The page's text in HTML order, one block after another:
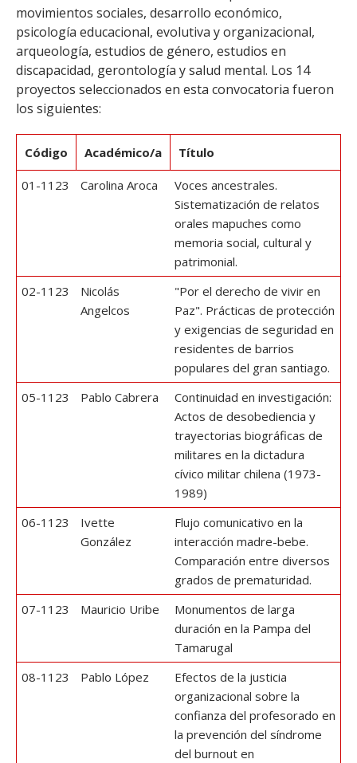
movimientos sociales, desarrollo económico,
psicología educacional, evolutiva y organizacional,
arqueología, estudios de género, estudios en
discapacidad, gerontología y salud mental. Los 14
proyectos seleccionados en esta convocatoria fueron
los siguientes:
Código Académico/a Título
01-1123 Carolina Aroca
Voces ancestrales.
Sistematización de relatos
orales mapuches como
memoria social, cultural y
patrimonial.
02-1123
Nicolás
Angelcos
"Por el derecho de vivir en
Paz". Prácticas de protección
y exigencias de seguridad en
residentes de barrios
populares del gran santiago.
05-1123
Pablo Cabrera
Continuidad en investigación:
Actos de desobediencia y
trayectorias biográficas de
militares en la dictadura
cívico militar chilena (1973-
1989)
06-1123
Ivette
González
Flujo comunicativo en la
interacción madre-bebe.
Comparación entre diversos
grados de prematuridad.
07-1123
Mauricio Uribe
Monumentos de larga
duración en la Pampa del
Tamarugal
08-1123
Pablo López
Efectos de la justicia
organizacional sobre la
confianza del profesorado en
la prevención del síndrome
del burnout en